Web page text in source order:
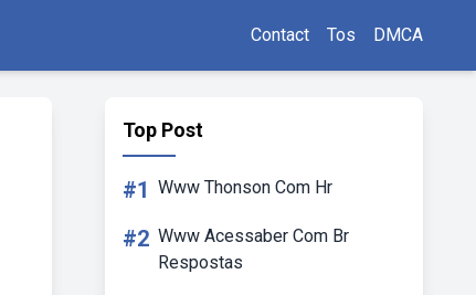
Contact Tos DMCA
Top Post
#1 Www Thonson Com Hr
#2 Www Acessaber Com Br
Respostas